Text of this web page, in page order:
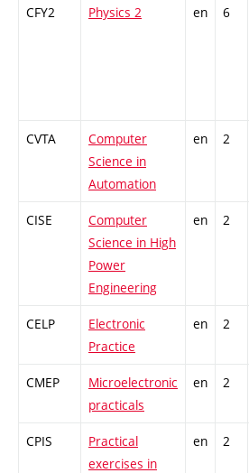
CFY2 Physics 2 en 6
CVTA
Computer
Science in
Automation
en 2
CISE
Computer
Science in High
Power
Engineering
en 2
CELP
Electronic
Practice
en 2
CMEP
Microelectronic
practicals
en 2
CPIS
Practical
exercises in
en 2